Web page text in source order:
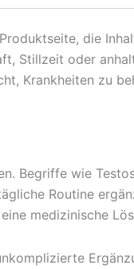
die
Stillzeit oder
Krankheiten zu
Begriffe wie
Routine
medizinische